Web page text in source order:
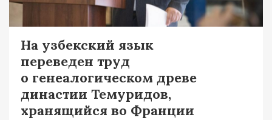
На узбекский язык
переведен труд
о генеалогическом древе
династии Темуридов,
хранящийся во Франции